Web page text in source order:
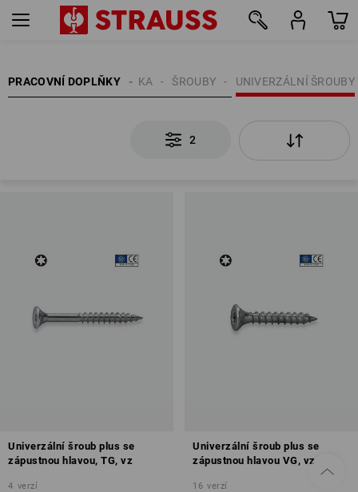
PRACOVNÍ DOPLŇKY UNIVERZÁLNÍ ŠROUBY
ŠROUBY
UPEVŇOVACÍ TECHNIKA
2
2
Univerzální šroub plus se
zápustnou hlavou, TG, vz
4 verzí
Univerzální šroub plus se
zápustnou hlavou VG, vz
16 verzí